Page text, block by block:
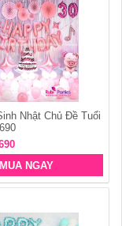
Nhật Chủ Đề Tuổi
MUA NGAY